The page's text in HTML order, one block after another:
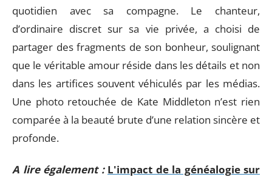
quotidien avec sa compagne. Le chanteur,
d’ordinaire discret sur sa vie privée, a choisi de
partager des fragments de son bonheur, soulignant
que le véritable amour réside dans les détails et non
dans les artifices souvent véhiculés par les médias.
Une photo retouchée de Kate Middleton n’est rien
comparée à la beauté brute d’une relation sincère et
profonde.
A lire également : L'impact de la généalogie sur